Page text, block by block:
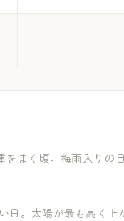
まく頃。梅雨入りの
日。太陽が最も高く上